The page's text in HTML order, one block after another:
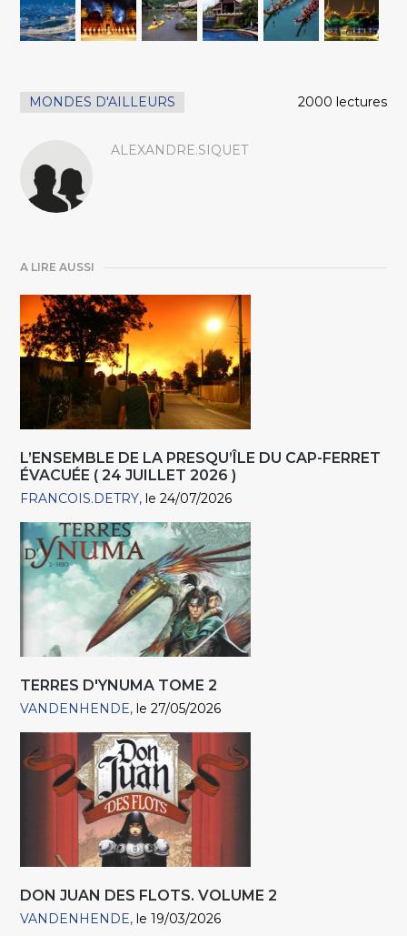
MONDES D'AILLEURS 2000 lectures
ALEXANDRE.SIQUET
A LIRE AUSSI
L’ENSEMBLE DE LA PRESQU’ÎLE DU CAP-FERRET
ÉVACUÉE ( 24 JUILLET 2026 )
FRANCOIS.DETRY le 24/07/2026
TERRES D'YNUMA TOME 2
VANDENHENDE le 27/05/2026
DON JUAN DES FLOTS. VOLUME 2
VANDENHENDE le 19/03/2026